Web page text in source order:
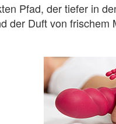
Pfad, der tiefer in
der Duft von frischem